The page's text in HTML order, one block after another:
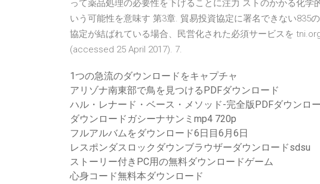
って薬品処理の必要性を下げることに注力 ストのかかる化学
いう可能性を意味す 第3章. 貿易投資協定に署名できない835
協定が結ばれている場合、民営化された必須サービスを
(accessed 25 April 2017). 7.
1つの急流のダウンロードをキャプチャ
アリゾナ南東部で鳥を見つけるPDFダウンロード
ハル・レナード・ベース・メソッド-完全版PDFダウンロ
ダウンロードガシーナサンミmp4 720p
フルアルバムをダウンロード6日目6月6日
レスポンダスロックダウンブラウザーダウンロードsdsu
ストーリー付きPC用の無料ダウンロードゲーム
心身コード無料本ダウンロード